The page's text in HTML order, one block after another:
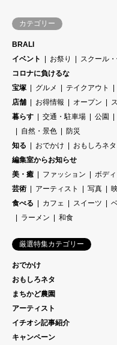
カテゴリー
BRALI
イベント
お祭り スクール
コロナに負けるな
宝塚
グルメ テイクアウト
店舗
お得情報 オープン
暮らす
交通・駐車場 公園
自然・景色
防災
知る
おでかけ おもしろネタ
編集室からお知らせ
美・癒
ファッション ボデ
芸術
アーティスト 写真
食べる
カフェ スイーツ
ラーメン
和食
厳選特集カテゴリー
おでかけ
おもしろネタ
まちかど農園
アーティスト
イチオシ記事紹介
キャンペーン